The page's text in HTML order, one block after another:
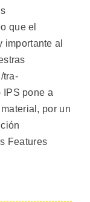
que el
importante al
tra-
IPS pone a
por un
Features